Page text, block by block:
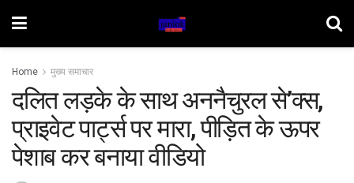
Home मुख्य समाचार
दलित लड़के के साथ अननैचुरल से’क्स,
प्राइवेट पार्ट्स पर मारा, पीड़ित के ऊपर
पेशाब कर बनाया वीडियो